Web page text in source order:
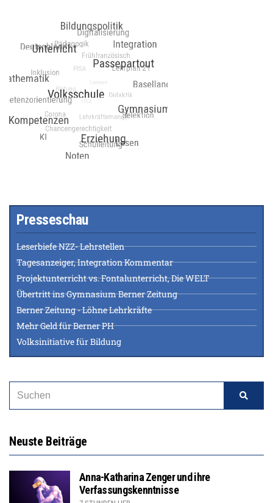
Presseschau
Leserbiefe NZZ- Lehrstellen
Tagesanzeiger, Integration Kommentar
Projektunterricht vs. Fontalunterricht, Die WELT
Übertritt ins Gymnasium Berner Zeitung
Berner Zeitung - Löhne Lehrkräfte
Mehr Geld für Berner PH
Volksinitiative für Bildung
Neuste Beiträge
Anna-Katharina Zenger und ihre
Verfassungskenntnisse